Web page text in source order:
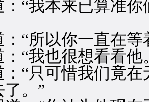
我本来已算准你
所以你一直在等
我也很想看看他
只可惜我们竟在
。”